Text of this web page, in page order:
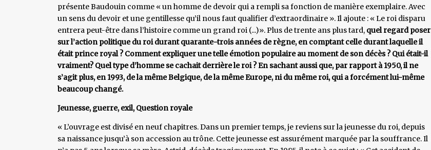
présente Baudouin comme « un homme de devoir qui a rempli sa fonction de manière exemplaire. Avec
un sens du devoir et une gentillesse qu’il nous faut qualifier d’extraordinaire ». Il ajoute : « Le roi disparu
entrera peut-être dans l’histoire comme un grand roi (...)». Plus de trente ans plus tard, quel regard poser
sur l’action politique du roi durant quarante-trois années de règne, en comptant celle durant laquelle il
était prince royal ? Comment expliquer une telle émotion populaire au moment de son décès ? Qui était-il
vraiment? Quel type d’homme se cachait derrière le roi ? En sachant aussi que, par rapport à 1950, il ne
s’agit plus, en 1993, de la même Belgique, de la même Europe, ni du même roi, qui a forcément lui-même
beaucoup changé.
Jeunesse, guerre, exil, Question royale
« L’ouvrage est divisé en neuf chapitres. Dans un premier temps, je reviens sur la jeunesse du roi, depuis
sa naissance jusqu’à son accession au trône. Cette jeunesse est assurément marquée par la souffrance. Il